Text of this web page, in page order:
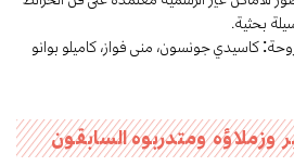
بحثية.
كاسيدي جونسون، منى فواز، كاميلو بوانو
وزملاؤه ومتدربوه السابقون